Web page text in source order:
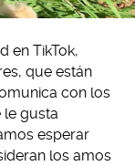
en TikTok,
que están
con los
gusta
esperar
los amos